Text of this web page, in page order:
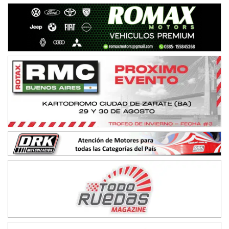
APAK - F6
Ciudad de Zárate (Asfalto)
Zárate (Buenos Aires)
PROKART METROPOLITANO - F1
Rubén Luis Di Palma (Asfalto)
Ciudad Evita (Buenos Aires)
AKPS - F6
Kartódromo AKPS (Asfalto)
Comodoro Rivadavia (Chubut)
CORDOBES ASFALTO - F7
Colonia Caroya (Córdoba)
ENTRERRIANO - F6
SUR ENTRERRIANO - F6
Hugo "Gato" Molini (Tierra)
Nogoyá (Entre Ríos)